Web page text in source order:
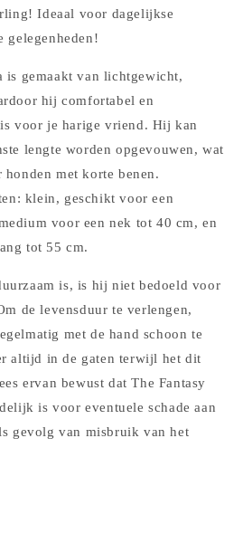
Ideaal voor dagelijkse
gelegenheden!
is gemaakt van lichtgewicht,
hij comfortabel en
voor je harige vriend. Hij kan
lengte worden opgevouwen, wat
met korte benen.
klein, geschikt voor een
voor een nek tot 40 cm, en
tot 55 cm.
is, is hij niet bedoeld voor
de levensduur te verlengen,
met de hand schoon te
altijd in de gaten terwijl het dit
ervan bewust dat The Fantasy
is voor eventuele schade aan
gevolg van misbruik van het